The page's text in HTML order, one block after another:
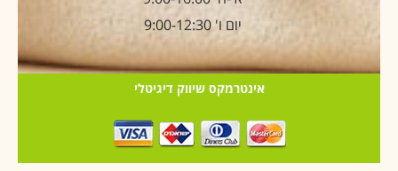
יום ו' 9:00-12:30
אינטרמקס שיווק דיגיטלי